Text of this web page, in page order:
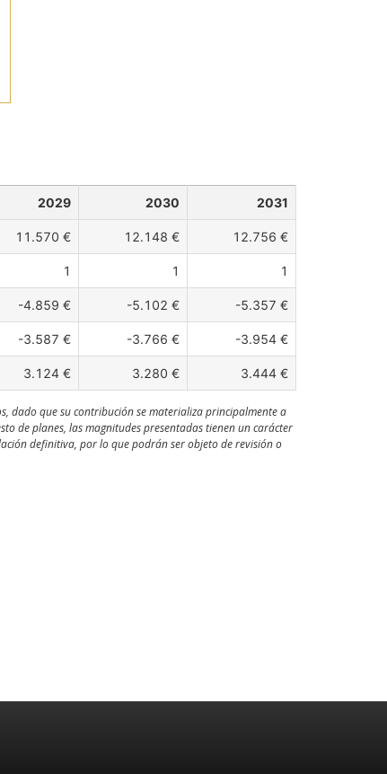
2029 2030 2031
11.570 € 12.148 € 12.756 €
1 1 1
-4.859 € -5.102 € -5.357 €
-3.587 € -3.766 € -3.954 €
3.124 € 3.280 € 3.444 €
dado que su contribución se materializa principalmente a
de planes, las magnitudes presentadas tienen un carácter
definitiva, por lo que podrán ser objeto de revisión o